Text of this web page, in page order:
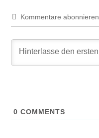
Kommentare abonnieren
0 COMMENTS